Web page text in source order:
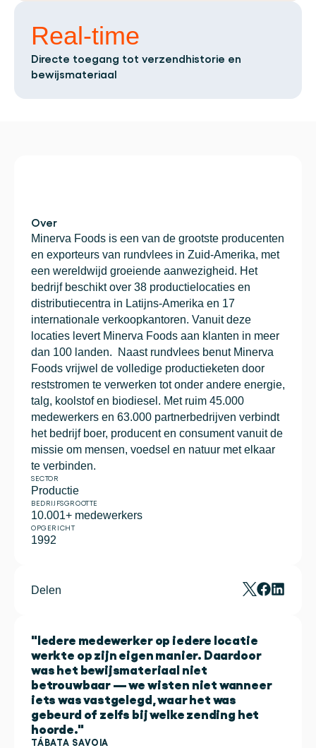
Werken bij Cargosnap
Bouw mee aan de toekomst van material
handling.
Klantverhalen
systemen.
Checklists
Gratis checklists waarmee je vandaag nog aan
de slag kunt.
Real-time
Directe toegang tot verzendhistorie en
bewijsmateriaal
Over
Minerva Foods is een van de grootste producenten
en exporteurs van rundvlees in Zuid-Amerika, met
een wereldwijd groeiende aanwezigheid. Het
bedrijf beschikt over 38 productielocaties en
distributiecentra in Latijns-Amerika en 17
internationale verkoopkantoren. Vanuit deze
locaties levert Minerva Foods aan klanten in meer
dan 100 landen.  Naast rundvlees benut Minerva
Foods vrijwel de volledige productieketen door
reststromen te verwerken tot onder andere energie,
talg, koolstof en biodiesel. Met ruim 45.000
medewerkers en 63.000 partnerbedrijven verbindt
het bedrijf boer, producent en consument vanuit de
missie om mensen, voedsel en natuur met elkaar
te verbinden.
SECTOR
Productie
BEDRIJFSGROOTTE
10.001+ medewerkers
OPGERICHT
1992
Delen
"Iedere medewerker op iedere locatie
werkte op zijn eigen manier. Daardoor
was het bewijsmateriaal niet
betrouwbaar — we wisten niet wanneer
iets was vastgelegd, waar het was
gebeurd of zelfs bij welke zending het
hoorde."
TÁBATA SAVOIA